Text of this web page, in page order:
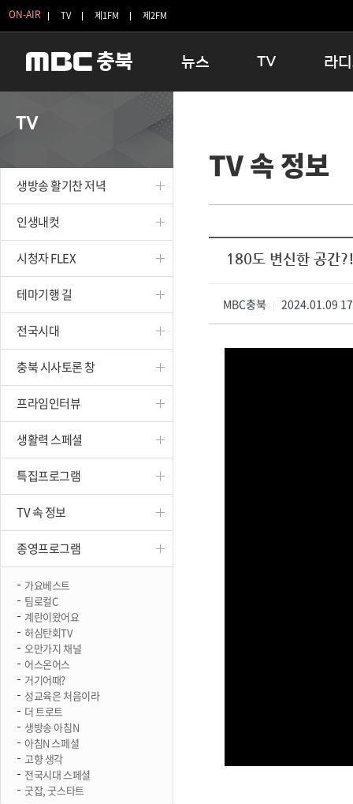
ON-AIR TV 제1FM 제2FM
뉴스
보은
옥천
TV
인생내컷
테마기행 길
시청자 FLEX
특집프로그램
종영프로그램
라
16:00 완
우리 고
TV
생방송 활기찬 저녁
인생내컷
시청자 FLEX
테마기행 길
전국시대
충북 시사토론 창
프라임인터뷰
생활력 스페셜
특집프로그램
TV 속 정보
종영프로그램
가요베스트
팀로컬C
계란이왔어요
허심탄회TV
오만가지 채널
어스온어스
거기어때?
성교육은 처음이라
더 트로트
생방송 아침N
아침N 스페셜
고향 생각
전국시대 스페셜
굿잡, 굿스타트
TV 속 정보
180도 변신한 공간
MBC충북 2024.01.09